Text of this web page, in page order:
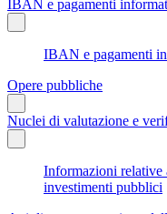
IBAN e pagamenti
IBAN e pagamenti
Opere pubbliche
Nuclei di valutazione e
Informazioni relative
investimenti pubblici